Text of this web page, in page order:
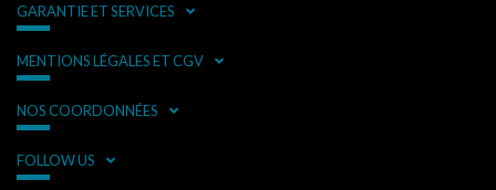
GARANTIE ET SERVICES
MENTIONS LÉGALES ET CGV
NOS COORDONNÉES
FOLLOW US